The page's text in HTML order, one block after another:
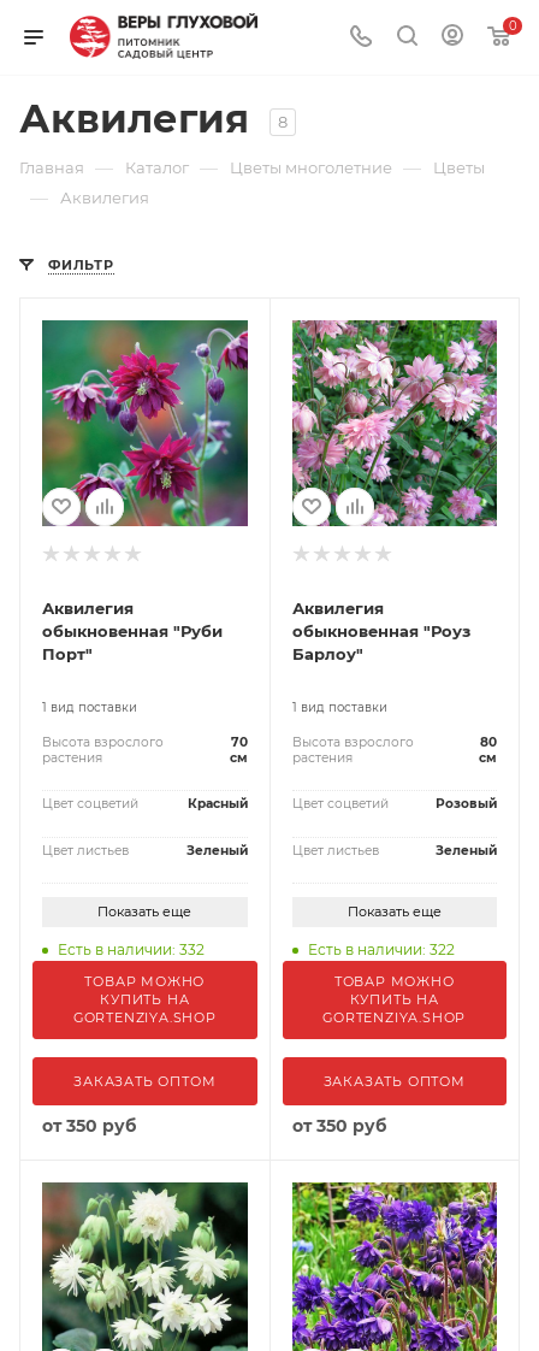
0
Аквилегия 8
Главная — Каталог — Цветы многолетние — Цветы
— Аквилегия
ФИЛЬТР
Аквилегия
обыкновенная "Руби
Порт"
1 вид поставки
Высота взрослого
растения
70
см
Цвет соцветий Красный
Цвет листьев Зеленый
Показать еще
Есть в наличии: 332
ТОВАР МОЖНО
КУПИТЬ НА
GORTENZIYA.SHOP
ЗАКАЗАТЬ ОПТОМ
от350 руб
Аквилегия
обыкновенная "Роуз
Барлоу"
1 вид поставки
Высота взрослого
растения
80
см
Цвет соцветий Розовый
Цвет листьев Зеленый
Показать еще
Есть в наличии: 322
ТОВАР МОЖНО
КУПИТЬ НА
GORTENZIYA.SHOP
ЗАКАЗАТЬ ОПТОМ
от350 руб